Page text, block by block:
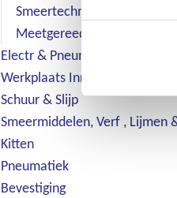
Smeertechniek
Meetgereedschap &
Electr & Pneum. Gereedschap
Werkplaats Inrichting
Schuur & Slijp
Smeermiddelen, Verf , Lijmen
Kitten
Pneumatiek
Bevestiging